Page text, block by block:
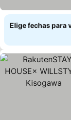
Elige fechas para